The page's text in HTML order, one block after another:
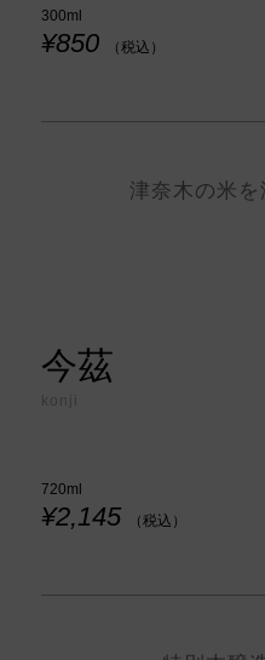
300ml
¥850 （税込）
津奈木の米を
今茲
konji
720ml
¥2,145 （税込）